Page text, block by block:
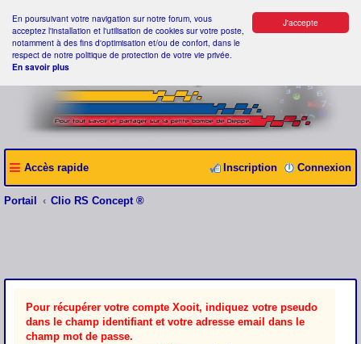
J'accepte
En poursuivant votre navigation sur notre forum, vous
acceptez l'installation et l'utilisation de cookies sur votre poste,
notamment à des fins d'optimisation et/ou de confort, dans le
respect de notre politique de protection de votre vie privée.
En savoir plus
Accès rapide Connexion
Inscription
Portail Clio RS Concept ®
Pour récupérer votre compte Xooit, indiquez votre pseudo
dans le champ identifiant et votre adresse email dans le
champ mot de passe.